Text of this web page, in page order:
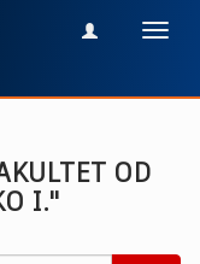
OD
I."